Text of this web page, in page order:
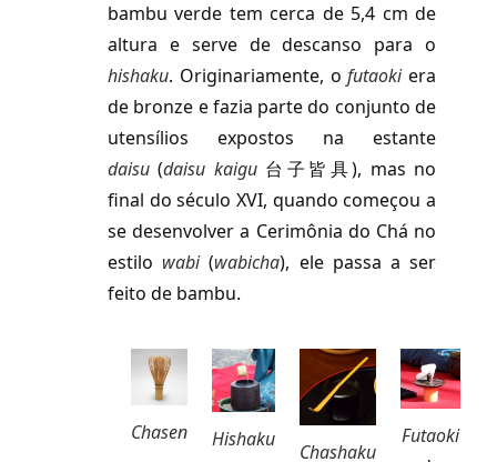
bambu verde tem cerca de 5,4 cm de
altura e serve de descanso para o
hishaku. Originariamente, ofutaokiera
de bronze e fazia parte do conjunto de
utensílios expostos na estante
daisu (daisu kaigu 台子皆具), mas no
final do século XVI, quando começou a
se desenvolver a Cerimônia do Chá no
estilo wabi (wabicha), ele passa a ser
feito de bambu.
Chasen Hishaku
Chashaku
Futaoki